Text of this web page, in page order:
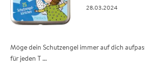
28.03.2024
Möge dein Schutzengel immer auf dich
für jeden T ...